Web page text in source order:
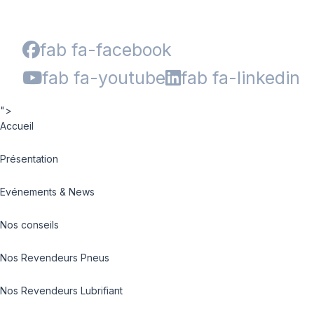
fab fa-facebook
fab fa-youtube
fab fa-linkedin
">
Accueil
Présentation
Evénements & News
Nos conseils
Nos Revendeurs Pneus
Nos Revendeurs Lubrifiant